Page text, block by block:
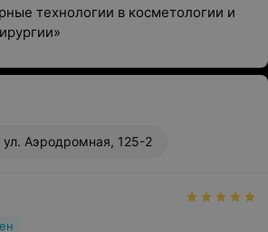
технологии в косметологии и
Аэродромная, 125-2